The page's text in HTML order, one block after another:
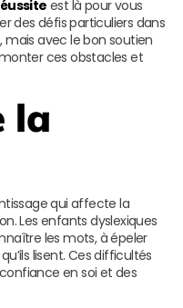
est là pour vous
des défis particuliers dans
avec le bon soutien
ces obstacles et
la
qui affecte la
Les enfants dyslexiques
les mots, à épeler
lisent. Ces difficultés
en soi et des